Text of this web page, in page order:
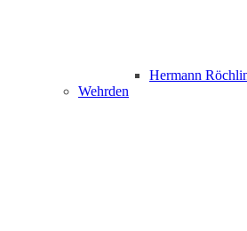
Hermann
Wehrden